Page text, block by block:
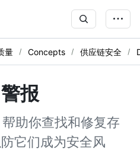
量 Concepts 供应链安全
报
助你查找和修复存
它们成为安全风